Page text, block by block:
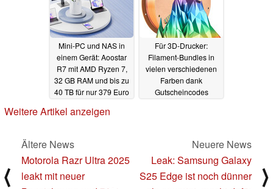
Mini-PC und NAS in
einem Gerät: Aoostar
R7 mit AMD Ryzen 7,
32 GB RAM und bis zu
40 TB für nur 379 Euro
Für 3D-Drucker:
Filament-Bundles in
vielen verschiedenen
Farben dank
Gutscheincodes
Weitere Artikel anzeigen
⟨
Ältere News
Motorola Razr Ultra 2025
leakt mit neuer
Neuere News
Leak: Samsung Galaxy
S25 Edge ist noch dünner
⟩